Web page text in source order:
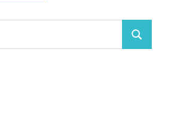
Suchen